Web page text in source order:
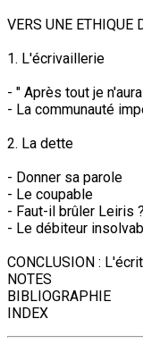
VERS UNE ETHIQUE
1. L'écrivaillerie
- " Après tout je
- La communauté
2. La dette
- Donner sa parole
- Le coupable
- Faut-il brûler Leiris ?
- Le débiteur
CONCLUSION :
NOTES
BIBLIOGRAPHIE
INDEX